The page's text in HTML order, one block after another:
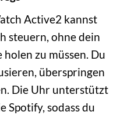
Active2 kannst
steuern, ohne dein
holen zu müssen. Du
überspringen
Die Uhr unterstützt
Spotify, sodass du